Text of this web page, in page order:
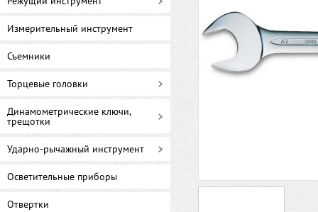
Измерительный инструмент
Съемники
Торцевые головки
Динамометрические ключи,
трещотки
Ударно-рычажный инструмент
Осветительные приборы
Отвертки